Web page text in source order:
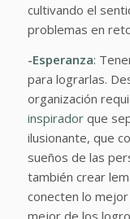
cultivando el
problemas en
-Esperanza:
para lograrlas.
organización
inspiradorque
ilusionante, que
sueños de las
también crear
conecten lo
mejor de los